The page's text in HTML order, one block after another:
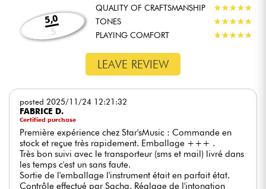
5,0
5
QUALITY OF CRAFTSMANSHIP ★★★★★
★★★★★
TONES
★★★★★
★★★★★
PLAYING COMFORT
★★★★★
★★★★★
LEAVE REVIEW
posted 2025/11/24 12:21:32
FABRICE D.
Certified purchase
Première expérience chez Star'sMusic : Commande en
stock et reçue très rapidement. Emballage +++ .
Très bon suivi avec le transporteur (sms et mail) livré dans
les temps c'est un sans faute.
Sortie de l'emballage l'instrument était en parfait état.
Contrôle effectué par Sacha. Réglage de l'intonation